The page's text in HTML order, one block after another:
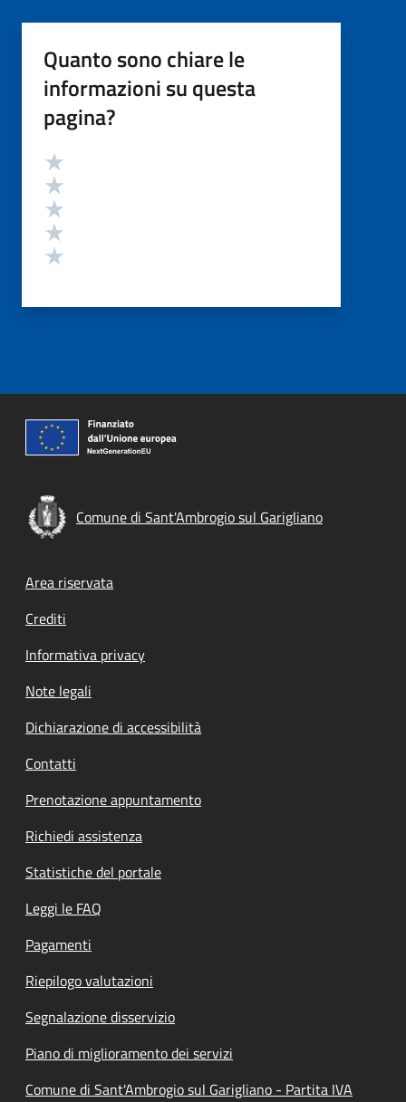
Quanto sono chiare le
informazioni su questa
pagina?
Valutazione
Comune di Sant'Ambrogio sul Garigliano
Footer menu
Area riservata
Crediti
Informativa privacy
Note legali
Dichiarazione di accessibilità
Contatti
Prenotazione appuntamento
Richiedi assistenza
Statistiche del portale
Leggi le FAQ
Pagamenti
Riepilogo valutazioni
Segnalazione disservizio
Piano di miglioramento dei servizi
Comune di Sant'Ambrogio sul Garigliano - Partita IVA